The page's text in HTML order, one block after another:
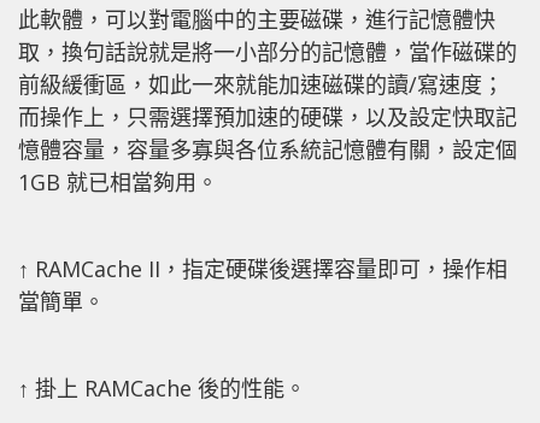
此軟體，可以對電腦中的主要磁碟，進行記憶體快
取，換句話說就是將一小部分的記憶體，當作磁碟的
前級緩衝區，如此一來就能加速磁碟的讀/寫速度；
而操作上，只需選擇預加速的硬碟，以及設定快取記
憶體容量，容量多寡與各位系統記憶體有關，設定個
1GB 就已相當夠用。
↑ RAMCache II，指定硬碟後選擇容量即可，操作相
當簡單。
↑ 掛上 RAMCache 後的性能。